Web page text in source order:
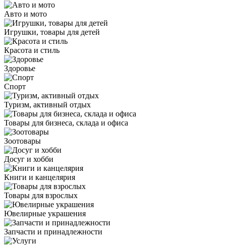
Авто и мото
Игрушки, товары для детей
Красота и стиль
Здоровье
Спорт
Туризм, активный отдых
Товары для бизнеса, склада и офиса
Зоотовары
Досуг и хобби
Книги и канцелярия
Товары для взрослых
Ювелирные украшения
Запчасти и принадлежности